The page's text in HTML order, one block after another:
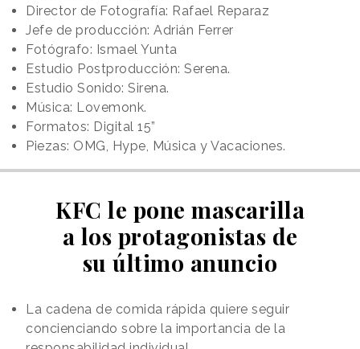
Director de Fotografía: Rafael Reparaz
Jefe de producción: Adrián Ferrer
Fotógrafo: Ismael Yunta
Estudio Postproducción: Serena.
Estudio Sonido: Sirena.
Música: Lovemonk.
Formatos: Digital 15”
Piezas: OMG, Hype, Música y Vacaciones.
KFC le pone mascarilla
a los protagonistas de
su último anuncio
La cadena de comida rápida quiere seguir
concienciando sobre la importancia de la